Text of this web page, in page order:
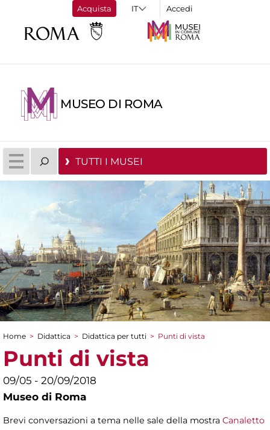
Acquista Accedi
MUSEO DI ROMA
TUTTI I MUSEI
Tu sei qui
Home > Didattica > Didattica per tutti > Punti di vista
Punti di vista
09/05 - 20/09/2018
Museo di Roma
Brevi conversazioni a tema nelle sale della mostra Canaletto